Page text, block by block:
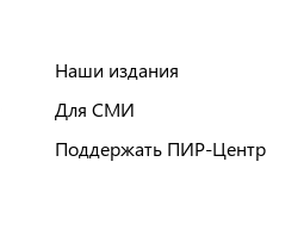
Наши издания
Для СМИ
Поддержать ПИР-Центр